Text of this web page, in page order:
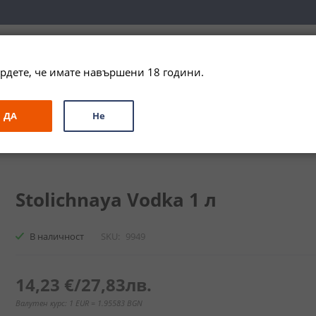
ЗА ПОДАРЪК ПРОМО СПЕЦИАЛНИ ПРЕДЛОЖЕНИЯ
Stolichnaya Vodka 1 л
В наличност SKU 9949
14,23 €/27,83лв.
Валутен курс: 1 EUR = 1.95583 BGN
че имате навършени 18 години.
ДА Не